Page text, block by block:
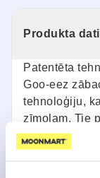
Produkta dati
Patentēta
Goo-eez
tehnoloģiju,
zīmolam. Tie
ideālu
Vairs nekrīt